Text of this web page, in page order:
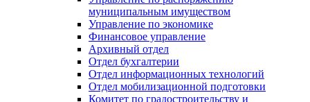
муниципальным имуществом
Управление по экономике
Финансовое управление
Архивный отдел
Отдел бухгалтерии
Отдел информационных технологий
Отдел мобилизационной подготовки
Комитет по градостроительству и